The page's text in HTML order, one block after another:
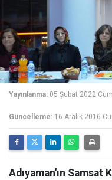
Yayınlanma: 05 Şubat 2022
Güncelleme: 16 Aralık 2016
Adıyaman'ın Samsat